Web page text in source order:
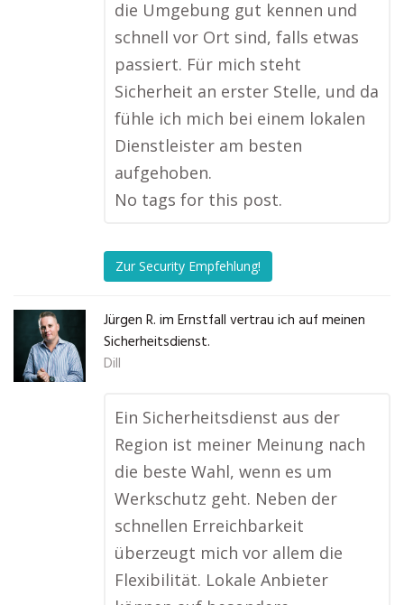
die Umgebung gut kennen und
schnell vor Ort sind, falls etwas
passiert. Für mich steht
Sicherheit an erster Stelle, und da
fühle ich mich bei einem lokalen
Dienstleister am besten
aufgehoben.
No tags for this post.
Zur Security Empfehlung!
Jürgen R. im Ernstfall vertrau ich auf meinen
Sicherheitsdienst.
Dill
Ein Sicherheitsdienst aus der
Region ist meiner Meinung nach
die beste Wahl, wenn es um
Werkschutz geht. Neben der
schnellen Erreichbarkeit
überzeugt mich vor allem die
Flexibilität. Lokale Anbieter